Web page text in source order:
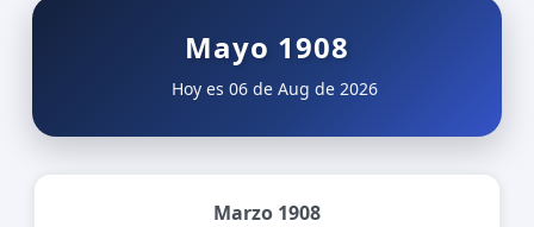
Mayo 1908
Hoy es 06 de Aug de 2026
Marzo 1908